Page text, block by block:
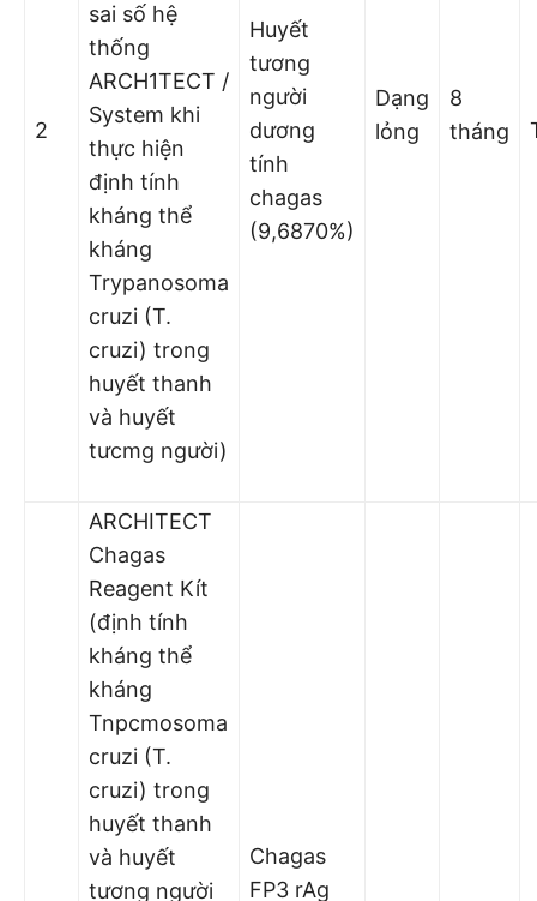
2
sai số hệ
thống
ARCH1TECT /
System khi
thực hiện
định tính
kháng thể
kháng
Trypanosoma
cruzi (T.
cruzi) trong
huyết thanh
và huyết
tưcmg người)
Huyết
tương
người
dương
tính
chagas
(9,6870%)
Dạng
lỏng
8
tháng
ARCHITECT
Chagas
Reagent Kít
(định tính
kháng thể
kháng
Tnpcmosoma
cruzi (T.
cruzi) trong
huyết thanh
và huyết
tương người
Chagas
FP3 rAg